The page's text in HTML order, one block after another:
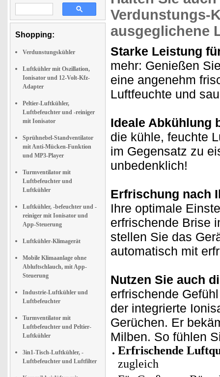
Shopping:
Verdunstungskühler
Luftkühler mit Oszillation,
Ionisator und 12-Volt-Kfz-
Adapter
Peltier-Luftkühler,
Luftbefeuchter und -reiniger
mit Ionisator
Sprühnebel-Standventilator
mit Anti-Mücken-Funktion
und MP3-Player
Turmventilator mit
Luftbefeuchter und
Luftkühler
Luftkühler, -befeuchter und -
reiniger mit Ionisator und
App-Steuerung
Luftkühler-Klimagerät
Mobile Klimaanlage ohne
Abluftschlauch, mit App-
Steuerung
Industrie-Luftkühler und
Luftbefeuchter
Turmventilator mit
Luftbefeuchter und Peltier-
Luftkühler
3in1-Tisch-Luftkühler, -
Luftbefeuchter und Luftfilter
Verdunstungs-
ausgeglichene
Starke Leistung
mehr: Genießen
eine angenehm
Luftfeuchte und
Ideale Abkühlung
die kühle, feuchte
im Gegensatz zu
unbedenklich!
Erfrischung nach
Ihre optimale
erfrischende Brise
stellen Sie das
automatisch mit
Nutzen Sie auch
erfrischende
der integrierte
Gerüchen. Er
Milben. So fühlen
Erfrischende
zugleich